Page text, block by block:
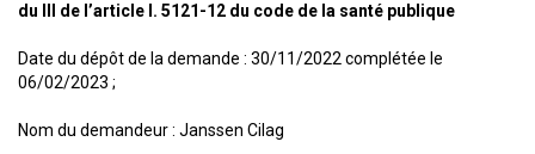
du III de l’article l. 5121-12 du code de la santé publique
Date du dépôt de la demande : 30/11/2022 complétée le
06/02/2023 ;
Nom du demandeur : Janssen Cilag